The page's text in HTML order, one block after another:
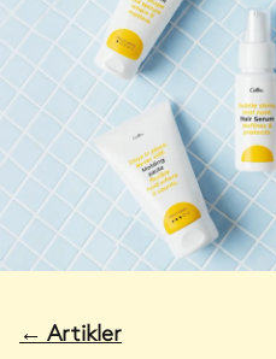
← Artikler